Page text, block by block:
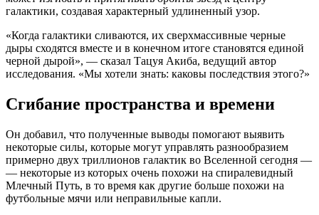
галактики, создавая характерный удлиненный узор.
«Когда галактики сливаются, их сверхмассивные черные
дыры сходятся вместе и в конечном итоге становятся единой
черной дырой», — сказал Тацуя Акиба, ведущий автор
исследования. «Мы хотели знать: каковы последствия этого?»
Сгибание пространства и времени
Он добавил, что полученные выводы помогают выявить
некоторые силы, которые могут управлять разнообразием
примерно двух триллионов галактик во Вселенной сегодня —
— некоторые из которых очень похожи на спиралевидный
Млечный Путь, в то время как другие больше похожи на
футбольные мячи или неправильные капли.